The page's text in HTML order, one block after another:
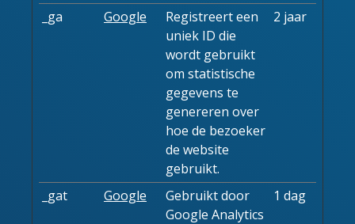
_ga
Google
Registreert een
uniek ID die
wordt gebruikt
om statistische
gegevens te
genereren over
hoe de bezoeker
de website
gebruikt.
2 jaar
_gat Google
Gebruikt door
Google Analytics
1 dag